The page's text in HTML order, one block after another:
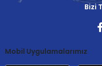
Bizi
Mobil Uygulamalarımız